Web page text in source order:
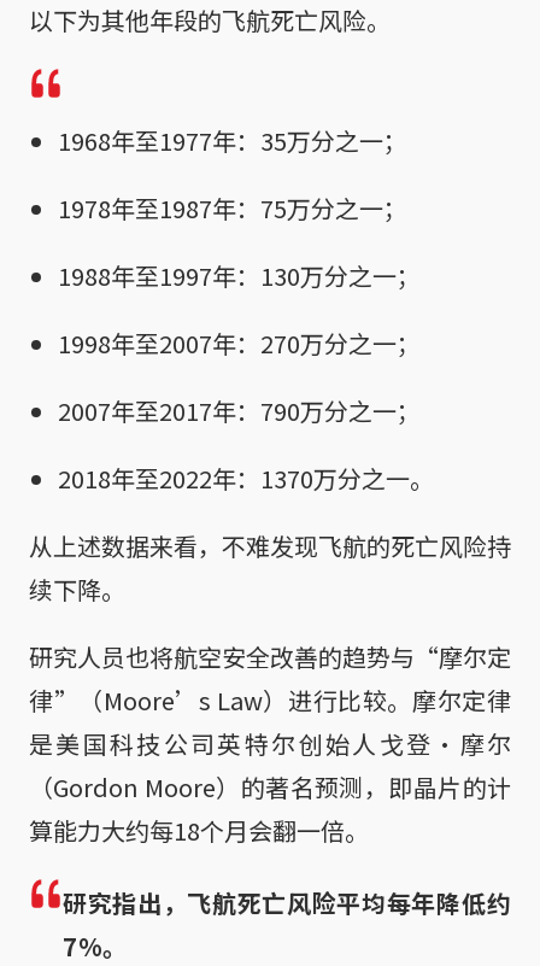
以下为其他年段的飞航死亡风险。
1968年至1977年：35万分之一；
1978年至1987年：75万分之一；
1988年至1997年：130万分之一；
1998年至2007年：270万分之一；
2007年至2017年：790万分之一；
2018年至2022年：1370万分之一。
从上述数据来看，不难发现飞航的死亡风险持
续下降。
研究人员也将航空安全改善的趋势与“摩尔定
律”（Moore’s Law）进行比较。摩尔定律
是美国科技公司英特尔创始人戈登·摩尔
（Gordon Moore）的著名预测，即晶片的计
算能力大约每18个月会翻一倍。
研究指出，飞航死亡风险平均每年降低约
7%。